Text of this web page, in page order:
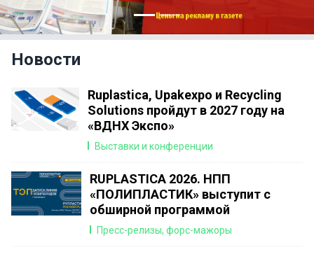
Новости
Ruplastica, Upakexpo и Recycling
Solutions пройдут в 2027 году на
«ВДНХ Экспо»
Выставки и конференции
RUPLASTICA 2026. НПП
«ПОЛИПЛАСТИК» выступит с
обширной программой
Пресс-релизы, форс-мажоры